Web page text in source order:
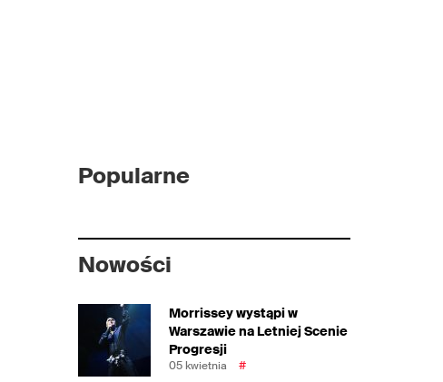
Popularne
Nowości
Morrissey wystąpi w
Warszawie na Letniej Scenie
Progresji
05 kwietnia #